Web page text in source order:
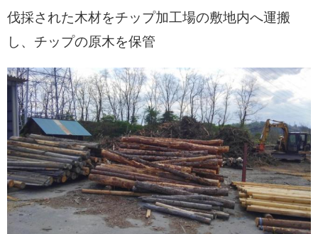
伐採された木材をチップ加工場の敷地内へ運搬
し、チップの原木を保管